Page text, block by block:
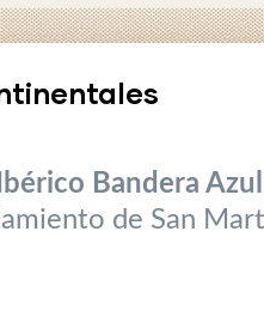
Bandera
de San